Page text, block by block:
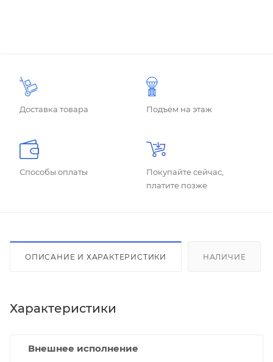
Доставка товара Подъем на этаж
Способы оплаты
Покупайте сейчас,
платите позже
ОПИСАНИЕ И ХАРАКТЕРИСТИКИ НАЛИЧИЕ
Характеристики
Внешнее исполнение